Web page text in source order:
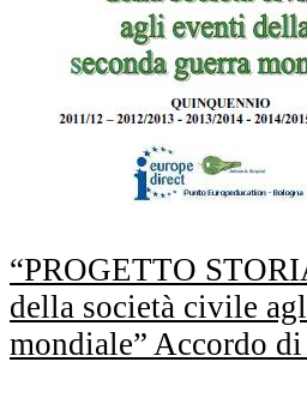
“PROGETTO
della società civile
mondiale” Accordo